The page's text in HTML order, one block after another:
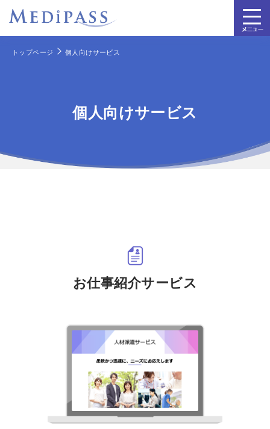
トップページ 個人向けサービス
個人向けサービス
お仕事紹介サービス